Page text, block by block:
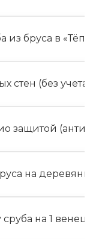
из бруса в
стен (без учета
защитой
на
на 1 венец